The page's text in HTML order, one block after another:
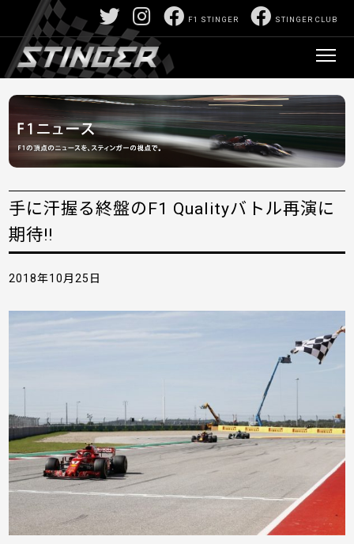
STINGER CLUB
F1 STINGER
手に汗握る終盤のF1 Qualityバトル再演に
期待!!
2018年10月25日